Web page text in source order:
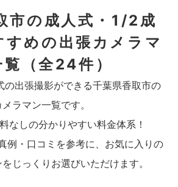
市の成人式・1/2成
すめの出張カメラマ
覧
（全24件）
の出張撮影ができる千葉県香取市の
メラマン一覧です。
なしの分かりやすい料金体系！
例・口コミを参考に、お気に入りの
じっくりお選びいただけます。